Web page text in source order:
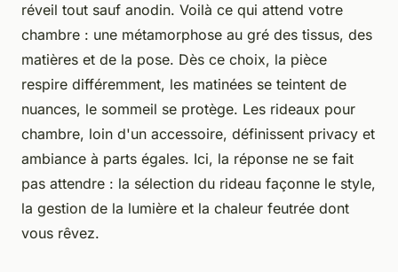
réveil tout sauf anodin. Voilà ce qui attend votre
chambre : une métamorphose au gré des tissus, des
matières et de la pose. Dès ce choix, la pièce
respire différemment, les matinées se teintent de
nuances, le sommeil se protège. Les rideaux pour
chambre, loin d'un accessoire, définissent privacy et
ambiance à parts égales. Ici, la réponse ne se fait
pas attendre : la sélection du rideau façonne le style,
la gestion de la lumière et la chaleur feutrée dont
vous rêvez.